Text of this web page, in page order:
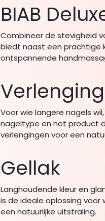
BIAB
Combineer de stevigheid
biedt naast een prachtige
ontspannende
Voor wie langere nagels
nageltype en het product
verlengingen voor een
Gellak
Langhoudende kleur en
is de ideale oplossing voor
een natuurlijke uitstraling.